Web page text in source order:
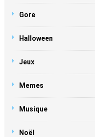
Gore
Halloween
Jeux
Memes
Musique
Noël